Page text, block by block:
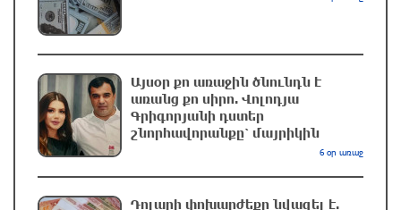
Հայաստանի համար
Տարադրամի փոխարժեքները օգոստոսի 7-ին
Ուկրաինական ԱԹՍ–ները հարձակվել են
Եկատերինբուրգում գործող «Wildberries»-ի
Այսօր քո առաջին ծնունդն է
առանց քո սիրո. Վոլոդյա
Գրիգորյանի դստեր
շնորհավորանքը՝ մայրիկին
6 օր առաջ
Դոլարի փոխարժեքը նվազել է.